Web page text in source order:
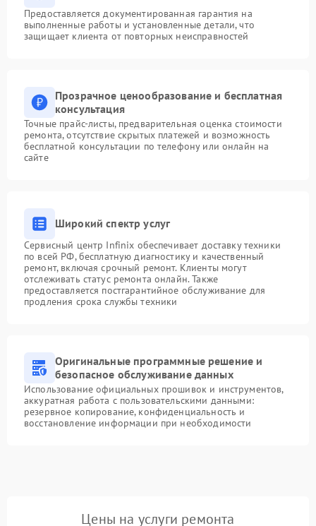
Предоставляется документированная гарантия на
выполненные работы и установленные детали, что
защищает клиента от повторных неисправностей
Прозрачное ценообразование и бесплатная
консультация
Точные прайс-листы, предварительная оценка стоимости
ремонта, отсутствие скрытых платежей и возможность
бесплатной консультации по телефону или онлайн на
сайте
Широкий спектр услуг
Сервисный центр Infinix обеспечивает доставку техники
по всей РФ, бесплатную диагностику и качественный
ремонт, включая срочный ремонт. Клиенты могут
отслеживать статус ремонта онлайн. Также
предоставляется постгарантийное обслуживание для
продления срока службы техники
Оригинальные программные решение и
безопасное обслуживание данных
Использование официальных прошивок и инструментов,
аккуратная работа с пользовательскими данными:
резервное копирование, конфиденциальность и
восстановление информации при необходимости
Цены на услуги ремонта